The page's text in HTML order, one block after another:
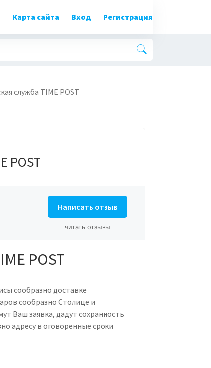
Карта сайта Вход Регистрация
служба TIME POST
POST
Написать отзыв
читать отзывы
POST
сообразно доставке
сообразно Столице и
Ваш заявка, дадут сохранность
адресу в оговоренные сроки